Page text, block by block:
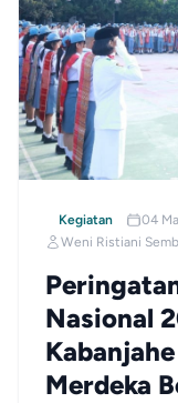
Kegiatan 04
Weni Ristiani
Nasional
Merdeka